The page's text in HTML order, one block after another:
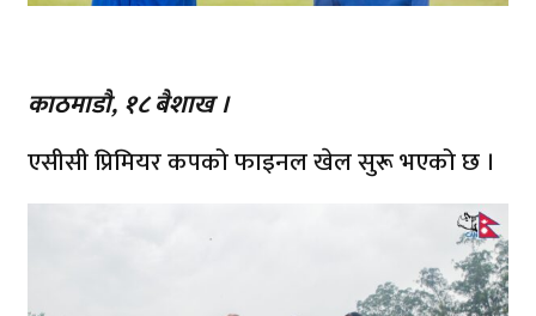
काठमाडौ, १८ बैशाख ।
एसीसी प्रिमियर कपको फाइनल खेल सुरू भएको छ ।